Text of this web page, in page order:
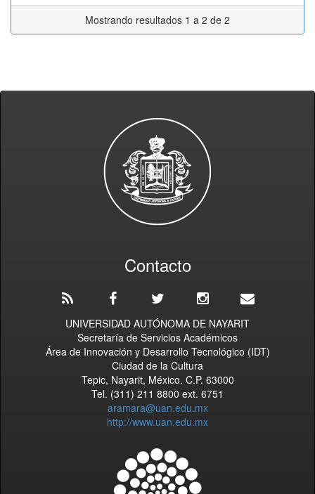
Mostrando resultados 1 a 2 de 2
Contacto
UNIVERSIDAD AUTÓNOMA DE NAYARIT
Secretaría de Servicios Académicos
Área de Innovación y Desarrollo Tecnológico (IDT)
Ciudad de la Cultura
Tepic, Nayarit, México. C.P. 63000
Tel. (311) 211 8800 ext. 6751
aramara@uan.edu.mx
http://www.uan.edu.mx